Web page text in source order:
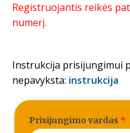
Registruojantis reikės
numerį.
Instrukcija prisijungimui
nepavyksta: instrukcija
Prisijungimo vardas *